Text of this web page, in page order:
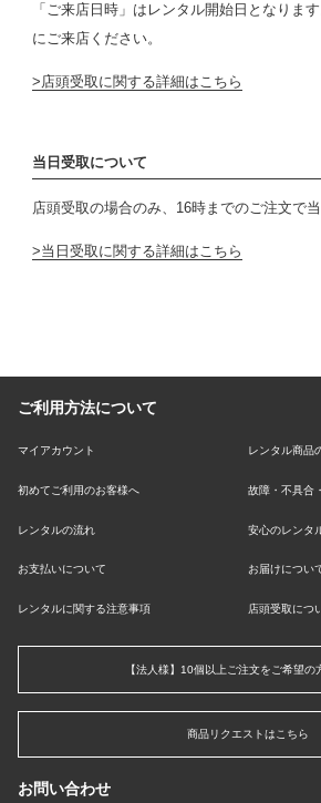
「ご来店日時」はレンタル開始日となりま
にご来店ください。
店頭受取に関する詳細はこちら
当日受取について
店頭受取の場合のみ、16時までのご注文で当
当日受取に関する詳細はこちら
ご利用方法について
マイアカウント レンタル商品
初めてご利用のお客様へ 故障・不具合
レンタルの流れ 安心のレンタ
お支払いについて お届けについ
レンタルに関する注意事項 店頭受取につ
【法人様】10個以上ご注文をご希望の
商品リクエストはこちら
お問い合わせ